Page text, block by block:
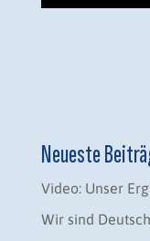
Neueste
Video: Unser
Wir sind